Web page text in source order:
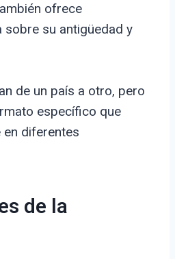
ofrece
sobre su antigüedad y
de un país a otro, pero
específico que
diferentes
de la